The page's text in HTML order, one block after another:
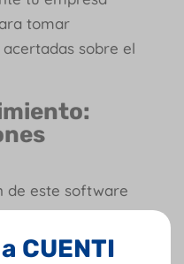
tomar
sobre el
de este software
que tomes
de tu empresa y
CUENTI